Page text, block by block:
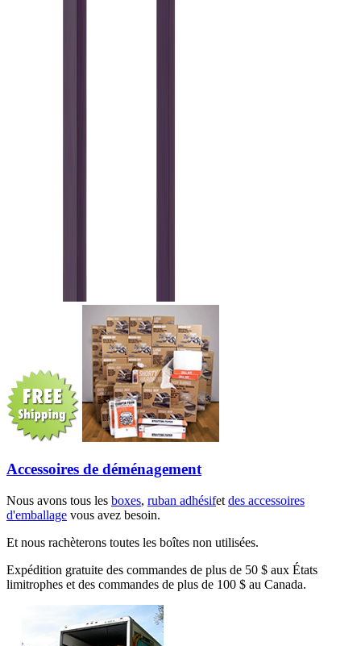
Accessoires de déménagement
Nous avons tous les boxes, ruban adhésifet des accessoires
d'emballage vous avez besoin.
Et nous rachèterons toutes les boîtes non utilisées.
Expédition gratuite des commandes de plus de 50 $ aux États
limitrophes et des commandes de plus de 100 $ au Canada.